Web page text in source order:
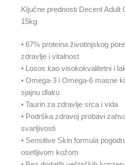
Ključne prednosti Decent Adult
15kg
• 67% proteina životinjskog
zdravlje i vitalnost
• Losos kao visokokvalitetni i
• Omega-3 i Omega-6 masne
sjajnu dlaku
• Taurin za zdravlje srca i vida
• Podrška zdravoj probavi
svarljivosti
• Sensitive Skin formula
osetljivom kožom